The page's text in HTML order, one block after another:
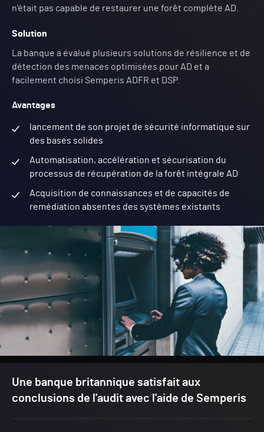
n'était pas capable de restaurer une forêt complète AD.
Solution
La banque a évalué plusieurs solutions de résilience et de
détection des menaces optimisées pour AD et a
facilement choisi Semperis ADFR et DSP.
Avantages
lancement de son projet de sécurité informatique sur
des bases solides
Automatisation, accélération et sécurisation du
processus de récupération de la forêt intégrale AD
Acquisition de connaissances et de capacités de
remédiation absentes des systèmes existants
Une banque britannique satisfait aux
conclusions de l'audit avec l'aide de Semperis